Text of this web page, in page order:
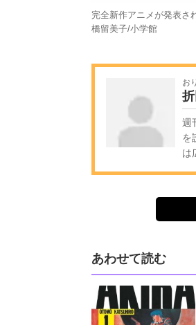
完全新作アニメが発表さ
橋留美子/小学館
お
週
を
は
あわせて読む